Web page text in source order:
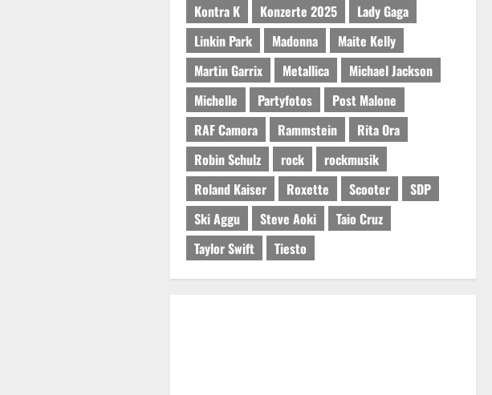
Kontra K
Konzerte 2025
Lady Gaga
Linkin Park
Madonna
Maite Kelly
Martin Garrix
Metallica
Michael Jackson
Michelle
Partyfotos
Post Malone
RAF Camora
Rammstein
Rita Ora
Robin Schulz
rock
rockmusik
Roland Kaiser
Roxette Scooter
SDP
Ski Aggu
Steve Aoki
Taio Cruz
Taylor Swift
Tiesto